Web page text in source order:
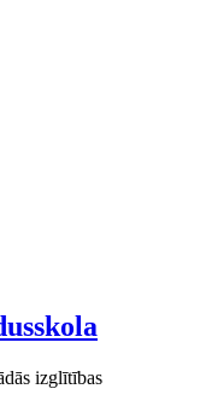
izglītības